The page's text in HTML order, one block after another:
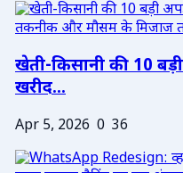
खेती-किसानी की 10
खरीद...
Apr 5, 2026 0 36